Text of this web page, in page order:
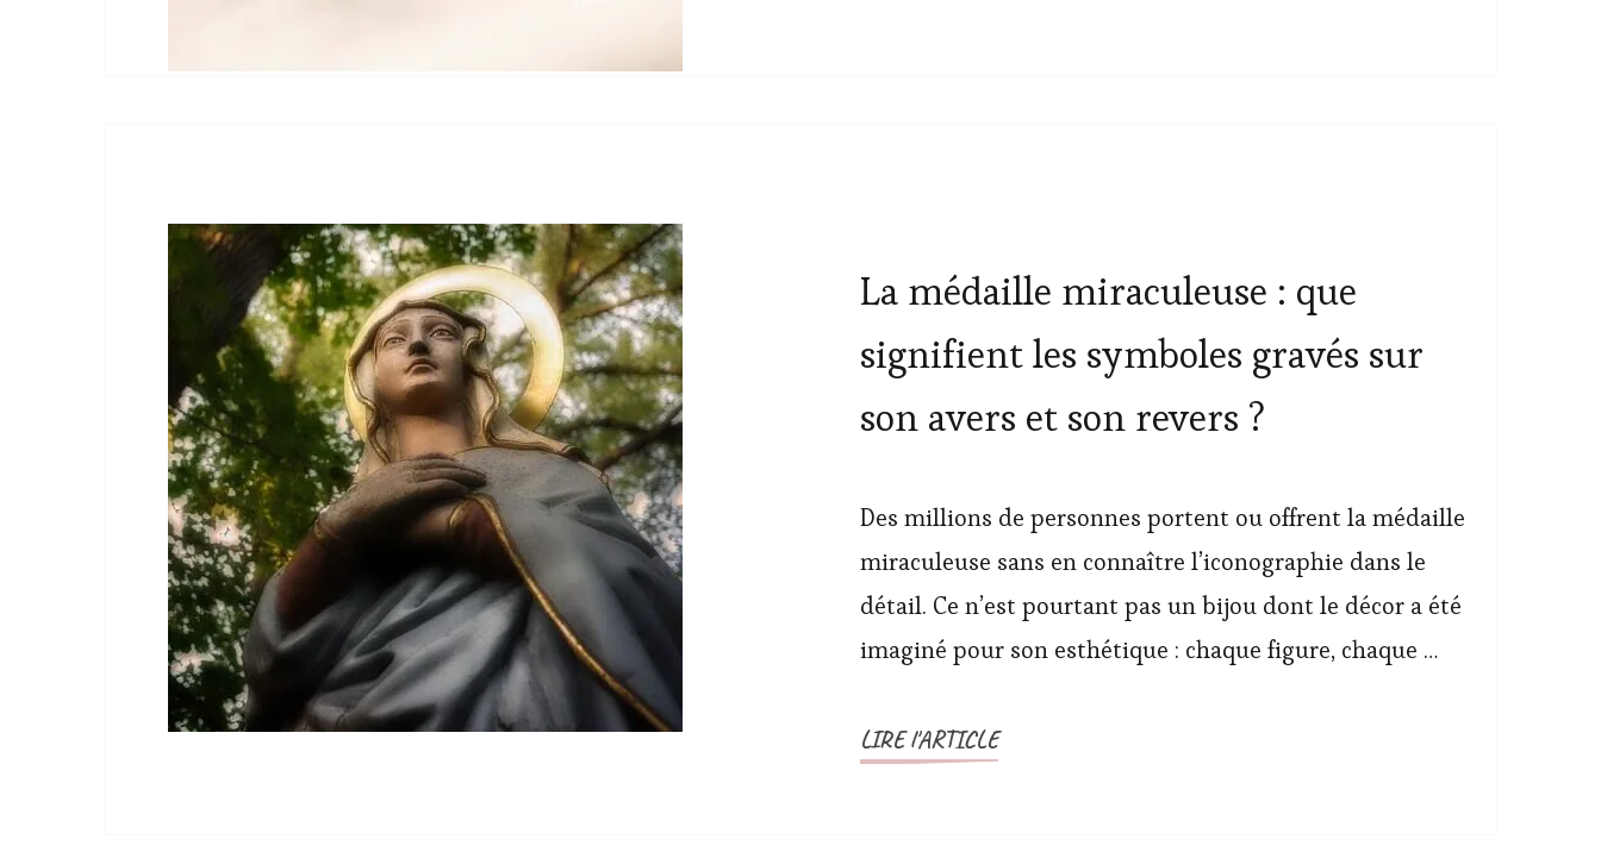
La médaille miraculeuse : que
signifient les symboles gravés sur
son avers et son revers ?
Des millions de personnes portent ou offrent la médaille
miraculeuse sans en connaître l’iconographie dans le
détail. Ce n’est pourtant pas un bijou dont le décor a été
imaginé pour son esthétique : chaque figure, chaque …
LIRE l'ARTICLE